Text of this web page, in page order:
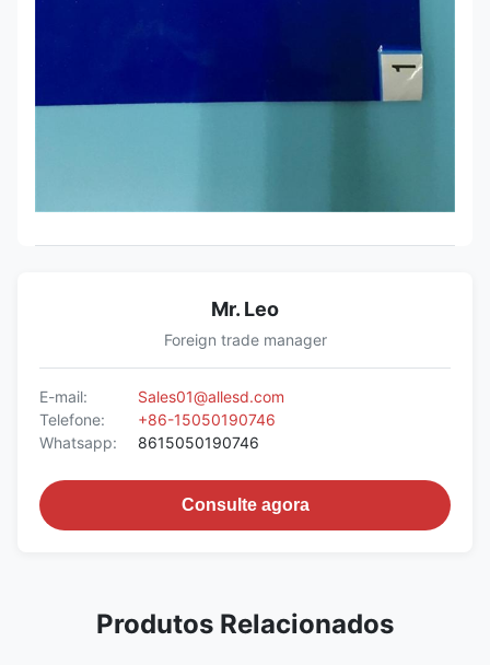
Mr. Leo
Foreign trade manager
E-mail:
Sales01@allesd.com
Telefone:
+86-15050190746
Whatsapp:
8615050190746
Consulte agora
Produtos Relacionados